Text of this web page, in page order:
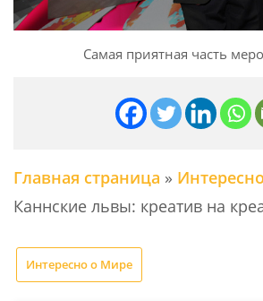
Самая приятная часть
Главная страница »
Каннские львы: креатив на
Интересно о Мире